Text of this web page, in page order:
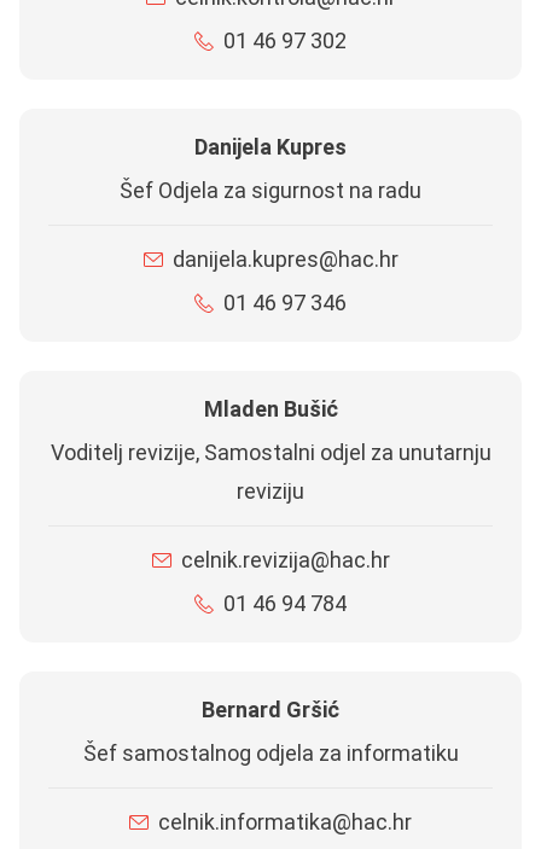
01 46 97 302
Danijela Kupres
Šef Odjela za sigurnost na radu
danijela.kupres@hac.hr
01 46 97 346
Mladen Bušić
Voditelj revizije, Samostalni odjel za unutarnju
reviziju
celnik.revizija@hac.hr
01 46 94 784
Bernard Gršić
Šef samostalnog odjela za informatiku
celnik.informatika@hac.hr